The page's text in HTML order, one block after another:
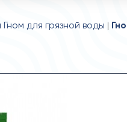
для грязной воды